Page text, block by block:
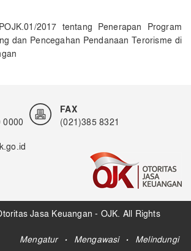
2017 tentang Penerapan Program
dan Pencegahan Pendanaan Terorisme di
0000
FAX
(021)385 8321
Jasa Keuangan - OJK. All Rights
Mengatur . Mengawasi . Melindungi